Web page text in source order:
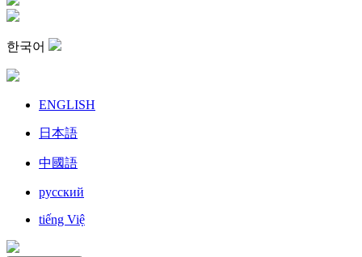
한국어
ENGLISH
日本語
中國語
русский
tiếng Việ